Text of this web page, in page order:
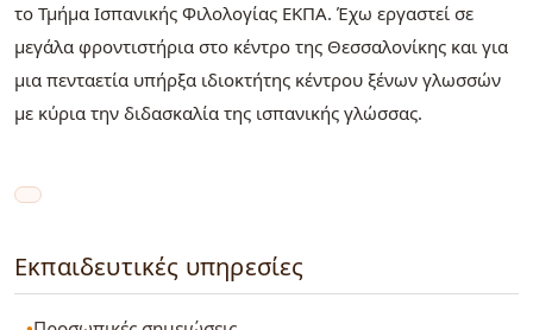
το Τμήμα Ισπανικής Φιλολογίας ΕΚΠΑ. Έχω εργαστεί σε
μεγάλα φροντιστήρια στο κέντρο της Θεσσαλονίκης και για
μια πενταετία υπήρξα ιδιοκτήτης κέντρου ξένων γλωσσών
με κύρια την διδασκαλία της ισπανικής γλώσσας.
Εκπαιδευτικές υπηρεσίες